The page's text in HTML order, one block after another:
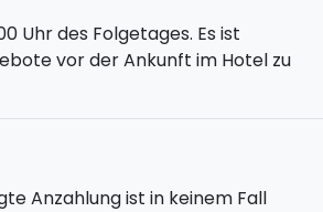
Uhr des Folgetages. Es ist
vor der Ankunft im Hotel zu
Anzahlung ist in keinem Fall